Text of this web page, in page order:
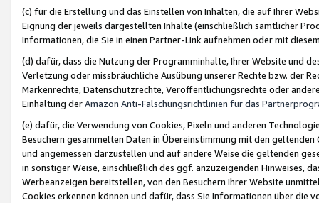
(c) für die Erstellung und das Einstellen von Inhalten, die auf Ihrer
Eignung der jeweils dargestellten Inhalte (einschließlich sämtlicher
Informationen, die Sie in einen Partner-Link aufnehmen oder mit
(d) dafür, dass die Nutzung der Programminhalte, Ihrer Website und
Verletzung oder missbräuchliche Ausübung unserer Rechte bzw. der
Markenrechte, Datenschutzrechte, Veröffentlichungsrechte oder
Einhaltung derAmazon Anti-Fälschungsrichtlinien für das
(e) dafür, die Verwendung von Cookies, Pixeln und anderen
Besuchern gesammelten Daten in Übereinstimmung mit den
und angemessen darzustellen und auf andere Weise die geltenden
in sonstiger Weise, einschließlich des ggf. anzuzeigenden Hinweises,
Werbeanzeigen bereitstellen, von den Besuchern Ihrer Website
Cookies erkennen können und dafür, dass Sie Informationen über die